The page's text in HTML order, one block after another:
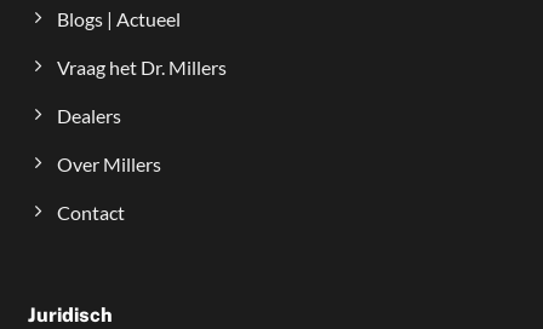
Blogs | Actueel
Vraag het Dr. Millers
Dealers
Over Millers
Contact
Juridisch